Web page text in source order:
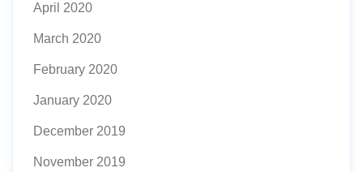
April 2020
March 2020
February 2020
January 2020
December 2019
November 2019